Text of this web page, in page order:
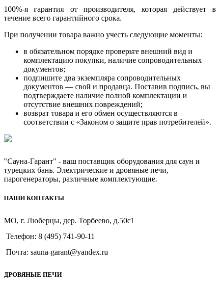
100%-я гарантия от производителя, которая действует в
течение всего гарантийного срока.
При получении товара важно учесть следующие моменты:
в обязательном порядке проверьте внешний вид и
комплектацию покупки, наличие сопроводительных
документов;
подпишите два экземпляра сопроводительных
документов — свой и продавца. Поставив подпись, вы
подтверждаете наличие полной комплектации и
отсутствие внешних повреждений;
возврат товара и его обмен осуществляются в
соответствии с «Законом о защите прав потребителей».
"Сауна-Гарант" - ваш поставщик оборудования для саун и
турецких бань. Электрические и дровяные печи,
парогенераторы, различные комплектующие.
НАШИ КОНТАКТЫ
МО, г. Люберцы, дер. Торбеево, д.50с1
Телефон: 8 (495) 741-90-11
Почта: sauna-garant@yandex.ru
ДРОВЯНЫЕ ПЕЧИ